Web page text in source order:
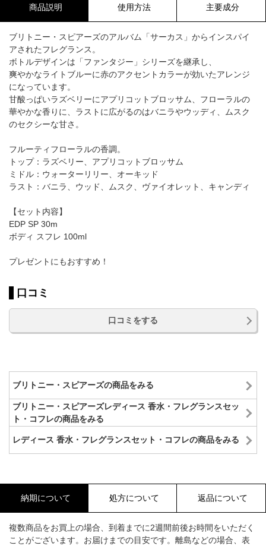
商品説明 使用方法 主要成分
ブリトニー・スピアーズのアルバム「サーカス」からインスパイ
アされたフレグランス。
ボトルデザインは「ファンタジー」シリーズを継承し、
爽やかなライトブルーに赤のアクセントカラーが効いたアレンジ
になっています。
甘酸っぱいラズベリーにアプリコットブロッサム、フローラルの
華やかな香りに、ラストに広がるのはバニラやウッディ、ムスク
のセクシーな甘さ。
フルーティフローラルの香調。
トップ：ラズベリー、アプリコットブロッサム
ミドル：ウォーターリリー、オーキッド
ラスト：バニラ、ウッド、ムスク、ヴァイオレット、キャンディ
【セット内容】
EDP SP 30m
ボディ スフレ 100ml
プレゼントにもおすすめ！
口コミ
口コミをする
ブリトニー・スピアーズの商品をみる
ブリトニー・スピアーズレディース 香水・フレグランスセッ
ト・コフレの商品をみる
レディース 香水・フレグランスセット・コフレの商品をみる
納期について 処方について 返品について
複数商品をお買上の場合、到着までに2週間前後お時間をいただく
ことがございます。お届けまでの目安です。離島などの場合、表